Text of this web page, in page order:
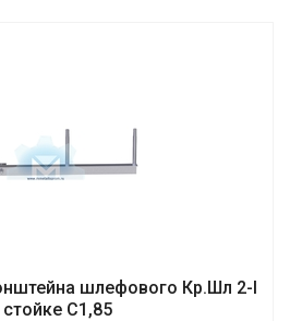
шлефового Кр.Шл 2-I
стойке C1,85